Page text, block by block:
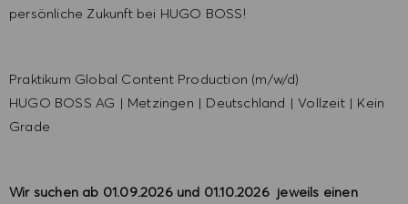
persönliche Zukunft bei HUGO BOSS!
Praktikum Global Content Production (m/w/d)
HUGO BOSS AG | Metzingen | Deutschland |Vollzeit| Kein
Grade
Wir suchen ab 01.09.2026 und 01.10.2026 jeweils einen